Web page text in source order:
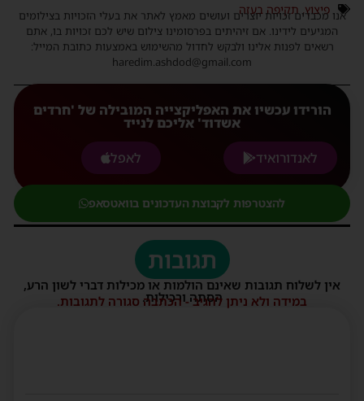
פיצוץ, תקיפה בעזה
אנו מכבדים זכויות יוצרים ועושים מאמץ לאתר את בעלי הזכויות בצילומים
המגיעים לידינו. אם זיהיתים בפרסומינו צילום שיש לכם זכויות בו, אתם
רשאים לפנות אלינו ולבקש לחדול מהשימוש באמצעות כתובת המייל:
haredim.ashdod@gmail.com
הורידו עכשיו את האפליקצייה המובילה של 'חרדים
אשדוד' אליכם לנייד
לאנדורואיד
לאפל
להצטרפות לקבוצת העדכונים בוואטסאפ
תגובות
אין לשלוח תגובות שאינם הולמות או מכילות דברי לשון הרע,
הסתה ורכילות.
במידה ולא ניתן להגיב - הכתבה סגורה לתגובות.